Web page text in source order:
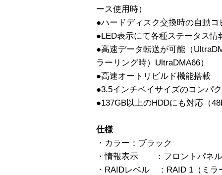
ース使用時）
●ハードディスク交換時の自動コ
●LED表示にて各種ステータス情
●高速データ転送が可能（
ラーリング時）UltraDMA66）
●高速オートリビルド機能搭載
●3.5インチベイサイズのコンパ
●137GB以上のHDDにも対応（
仕様
・カラー：ブラック
・情報表示 ：フロントパネル
・RAIDレベル ：RAID 1（ミラ